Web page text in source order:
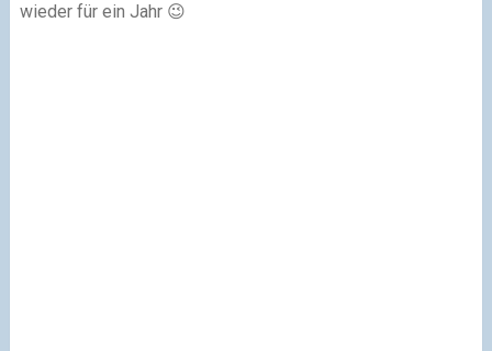
wieder für ein Jahr 😉